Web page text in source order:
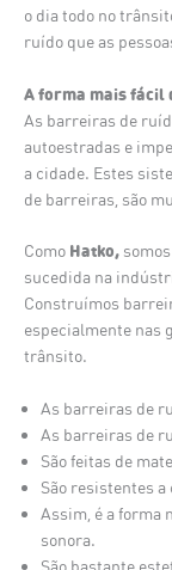
o dia todo no
ruído que as
A forma mais fácil
As barreiras de
autoestradas e
a cidade. Estes
de barreiras, são
Como Hatko,
sucedida na
Construímos
especialmente nas
trânsito.
As barreiras de
As barreiras de
São feitas de
São resistentes
Assim, é a forma
sonora.